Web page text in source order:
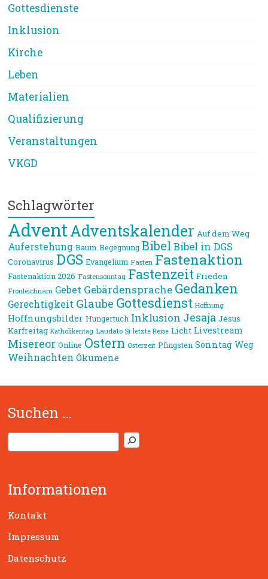
Gottesdienste
Inklusion
Kirche
Leben
Materialien
Qualifizierung
Veranstaltungen
VKGD
Schlagwörter
AdventAdventskalender Auf dem Weg
Auferstehung Baum Begegnung Bibel Bibel in DGS
Coronavirus DGS Evangelium Fasten Fastenaktion
Fastenaktion 2026 Fastensonntag Fastenzeit Frieden
Fronleichnam Gebet Gebärdensprache Gedanken
Gerechtigkeit Glaube Gottesdienst Hoffnung
Hoffnungsbilder Hungertuch Inklusion Jesaja Jesus
Karfreitag Katholikentag Laudato Si letzte Reise Licht Livestream
Misereor Online Ostern Osterzeit Pfingsten Sonntag Weg
Weihnachten Ökumene
Suchen …
u
e
n
Informationen
Kontakt
Impressum
Datenschutz